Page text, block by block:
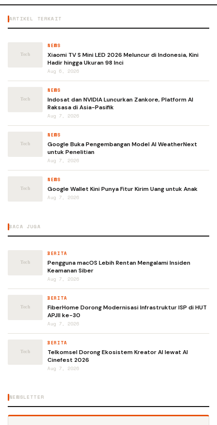
ARTIKEL TERKAIT
NEWS
Xiaomi TV S Mini LED 2026 Meluncur di Indonesia, Kini
Hadir hingga Ukuran 98 Inci
Aug 6, 2026
NEWS
Indosat dan NVIDIA Luncurkan Zankore, Platform AI
Raksasa di Asia-Pasifik
Aug 7, 2026
NEWS
Google Buka Pengembangan Model AI WeatherNext
untuk Penelitian
Aug 7, 2026
NEWS
Google Wallet Kini Punya Fitur Kirim Uang untuk Anak
Aug 7, 2026
BACA JUGA
BERITA
Pengguna macOS Lebih Rentan Mengalami Insiden
Keamanan Siber
Aug 7, 2026
BERITA
FiberHome Dorong Modernisasi Infrastruktur ISP di HUT
APJII ke-30
Aug 7, 2026
BERITA
Telkomsel Dorong Ekosistem Kreator AI lewat AI
Cinefest 2026
Aug 7, 2026
NEWSLETTER